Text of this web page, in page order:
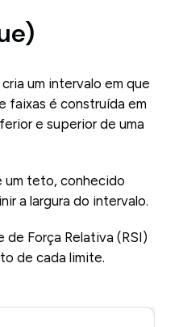
um intervalo em que
faixas é construída em
e superior de uma
um teto, conhecido
a largura do intervalo.
de Força Relativa (RSI)
de cada limite.